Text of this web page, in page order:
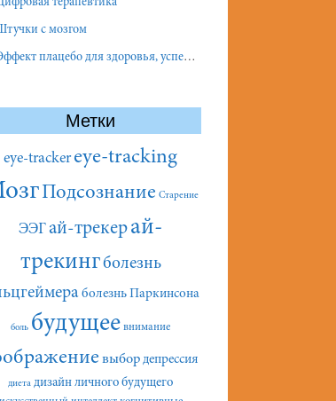
терапевтика
с мозгом
плацебо для здоровья, успеха и отношений
Метки
eye-tracker eye-tracking
Подсознание Старение
ЭЭГай-трекерай-
трекингболезнь
болезнь Паркинсона
боль будущее внимание
выбор депрессия
диета дизайн личного будущего